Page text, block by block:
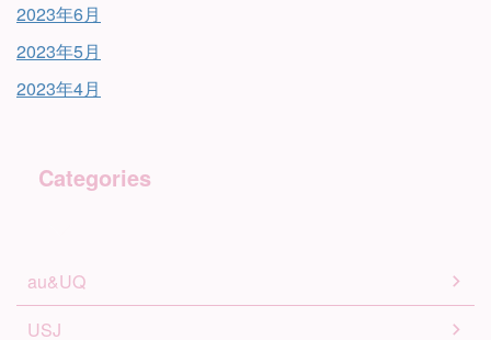
2023年6月
2023年5月
2023年4月
Categories
au&UQ
USJ